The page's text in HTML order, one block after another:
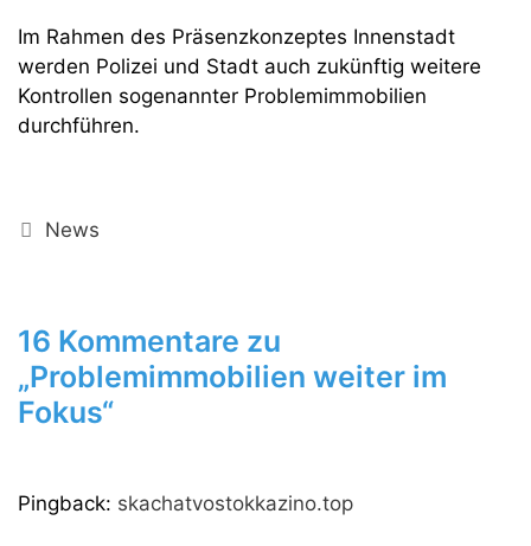
Im Rahmen des Präsenzkonzeptes Innenstadt
werden Polizei und Stadt auch zukünftig weitere
Kontrollen sogenannter Problemimmobilien
durchführen.
Kategorien
News
16 Kommentare zu
„Problemimmobilien weiter im
Fokus“
Pingback: skachatvostokkazino.top